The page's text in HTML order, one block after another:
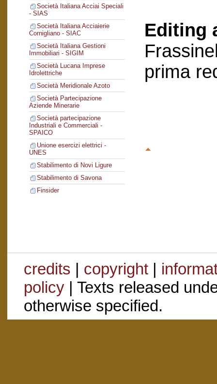
Società Italiana Acciai Speciali
- SIAS
Società Italiana Acciaierie
Cornigliano - SIAC
Società Italiana Gestioni
Immobiliari - SIGIM
Società Lucana Imprese
Idrolettriche
Società Meridionale Azoto
Società Partecipazione
Aziende Minerarie
Società partecipazione
Industriali e Commerciali -
SPAICO
Unione esercizi elettrici -
UNES
Stabilimento di Novi Ligure
Stabilimento di Savona
Finsider
Editing
prima
credits | copyright|
policy| Texts released
otherwise specified.